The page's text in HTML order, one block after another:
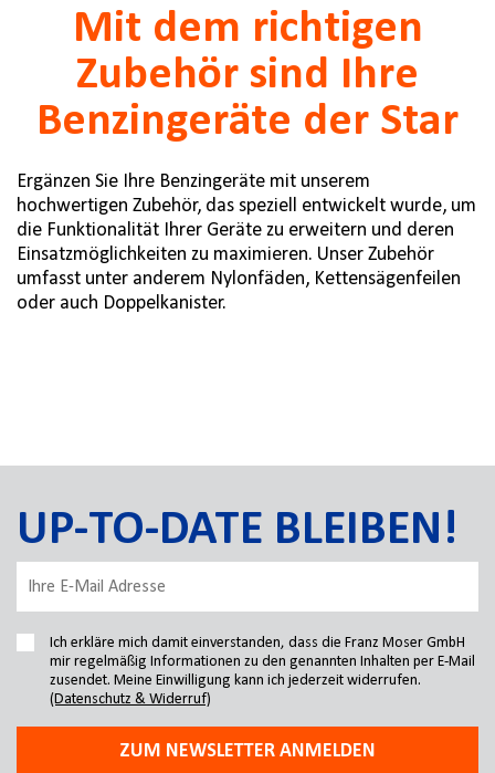
Mit dem richtigen
Zubehör sind Ihre
Benzingeräte der Star
Ergänzen Sie Ihre Benzingeräte mit unserem
hochwertigen Zubehör, das speziell entwickelt wurde, um
die Funktionalität Ihrer Geräte zu erweitern und deren
Einsatzmöglichkeiten zu maximieren. Unser Zubehör
umfasst unter anderem Nylonfäden, Kettensägenfeilen
oder auch Doppelkanister.
UP-TO-DATE BLEIBEN!
Ich erkläre mich damit einverstanden, dass die Franz Moser GmbH
mir regelmäßig Informationen zu den genannten Inhalten per E-Mail
zusendet. Meine Einwilligung kann ich jederzeit widerrufen.
(Datenschutz & Widerruf)
ZUM NEWSLETTER ANMELDEN